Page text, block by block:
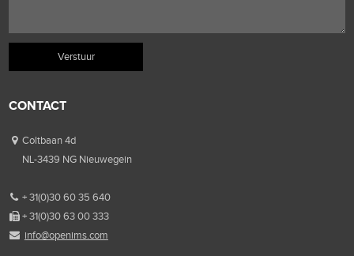
CONTACT
Coltbaan 4d
NL-3439 NG Nieuwegein
+ 31(0)30 60 35 640
+ 31(0)30 63 00 333
info@openims.com